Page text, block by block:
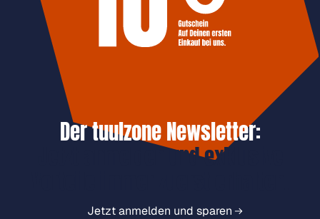
Der tuulzone Newsletter:
Jetzt anmelden und exklusive
Jetzt anmelden und sparen